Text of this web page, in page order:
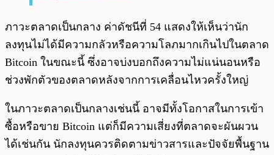
ภาวะตลาดเป็นกลาง ค่าดัชนีที่ 54 แสดงให้เห็นว่านัก
ลงทุนไม่ได้มีความกลัวหรือความโลภมากเกินไปในตลาด
Bitcoin ในขณะนี้ ซึ่งอาจบ่งบอกถึงความไม่แน่นอนหรือ
ช่วงพักตัวของตลาดหลังจากการเคลื่อนไหวครั้งใหญ่
ในภาวะตลาดเป็นกลางเช่นนี้ อาจมีทั้งโอกาสในการเข้า
ซื้อหรือขาย Bitcoin แต่ก็มีความเสี่ยงที่ตลาดจะผันผวน
ได้เช่นกัน นักลงทุนควรติดตามข่าวสารและปัจจัยพื้นฐาน